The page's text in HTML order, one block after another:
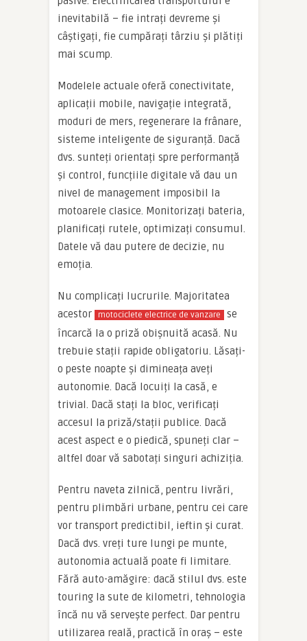
inevitabilă – fie intrați devreme și
câștigați, fie cumpărați târziu și plătiți
mai scump.
Modelele actuale oferă conectivitate,
aplicații mobile, navigație integrată,
moduri de mers, regenerare la frânare,
sisteme inteligente de siguranță. Dacă
dvs. sunteți orientați spre performanță
și control, funcțiile digitale vă dau un
nivel de management imposibil la
motoarele clasice. Monitorizați bateria,
planificați rutele, optimizați consumul.
Datele vă dau putere de decizie, nu
emoția.
Nu complicați lucrurile. Majoritatea
acestor
motociclete electrice de vanzare
se
încarcă la o priză obișnuită acasă. Nu
trebuie stații rapide obligatoriu. Lăsați-
o peste noapte și dimineața aveți
autonomie. Dacă locuiți la casă, e
trivial. Dacă stați la bloc, verificați
accesul la priză/stații publice. Dacă
acest aspect e o piedică, spuneți clar –
altfel doar vă sabotați singuri achiziția.
Pentru naveta zilnică, pentru livrări,
pentru plimbări urbane, pentru cei care
vor transport predictibil, ieftin și curat.
Dacă dvs. vreți ture lungi pe munte,
autonomia actuală poate fi limitare.
Fără auto-amăgire: dacă stilul dvs. este
touring la sute de kilometri, tehnologia
încă nu vă servește perfect. Dar pentru
utilizarea reală, practică în oraș – este